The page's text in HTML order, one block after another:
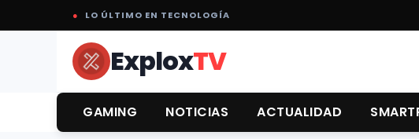
● LO ÚLTIMO EN TECNOLOGÍA
ExploxTV
GAMING NOTICIAS ACTUALIDAD